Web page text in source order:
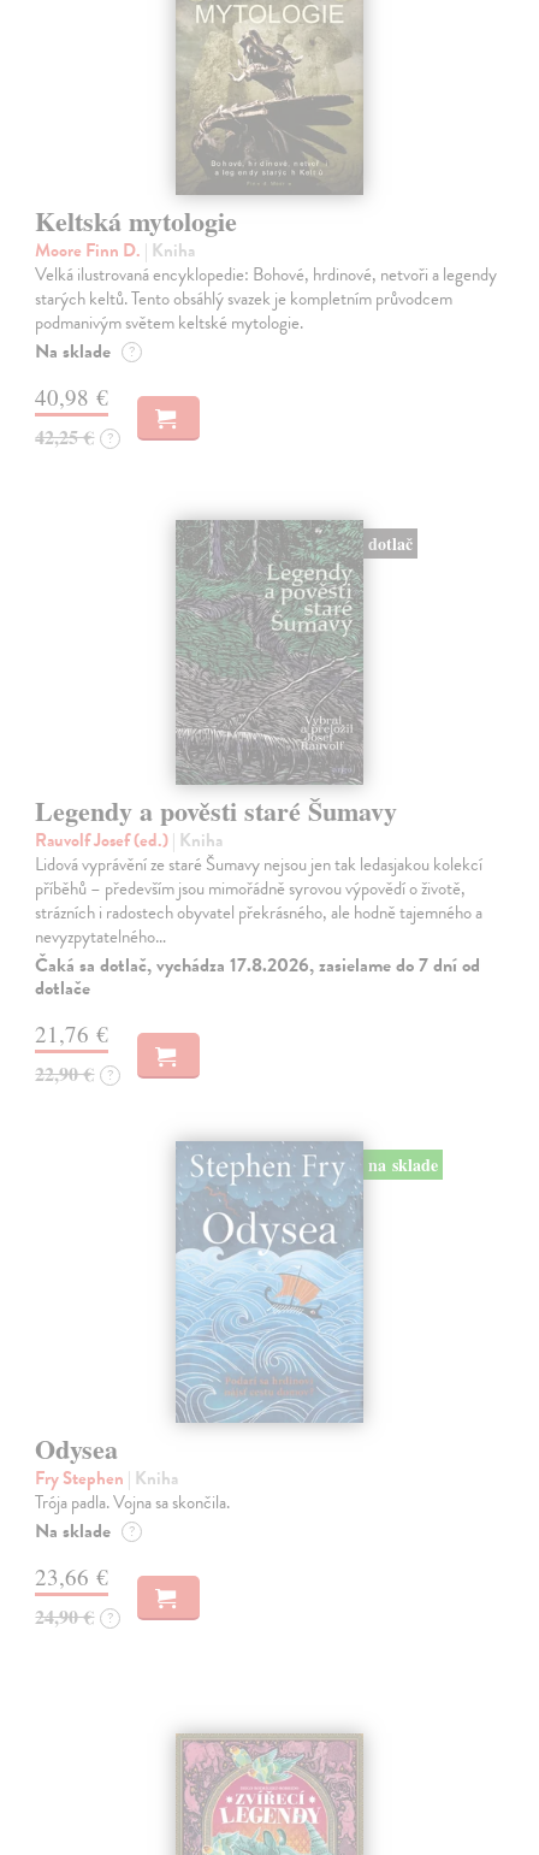
Keltská mytologie
Moore Finn D. | Kniha
Velká ilustrovaná encyklopedie: Bohové, hrdinové, netvoři a legendy
starých keltů. Tento obsáhlý svazek je kompletním průvodcem
podmanivým světem keltské mytologie.
Na sklade ?
40,98 €
42,25 € ?
dotlač
Legendy a pověsti staré Šumavy
Rauvolf Josef (ed.)| Kniha
Lidová vyprávění ze staré Šumavy nejsou jen tak ledasjakou kolekcí
příběhů – především jsou mimořádně syrovou výpovědí o životě,
strázních i radostech obyvatel překrásného, ale hodně tajemného a
nevyzpytatelného…
Čaká sa dotlač, vychádza 17.8.2026, zasielame do 7 dní od
dotlače
21,76 €
22,90 € ?
na sklade
Odysea
Fry Stephen | Kniha
Trója padla. Vojna sa skončila.
Na sklade ?
23,66 €
24,90 € ?